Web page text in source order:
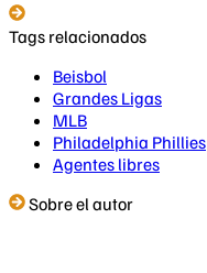
Tags relacionados
Beisbol
Grandes Ligas
MLB
Philadelphia Phillies
Agentes libres
Sobre el autor